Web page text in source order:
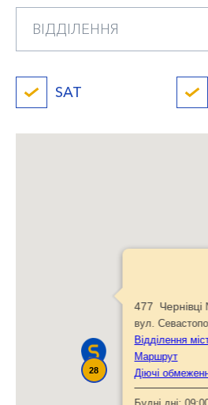
SAT
28
477
вул.
Відділення
Маршрут
Діючі